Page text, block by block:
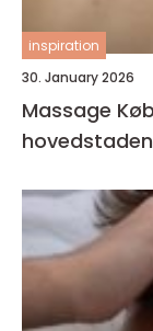
inspiration
30. January 2026
Massage
hovedstaden